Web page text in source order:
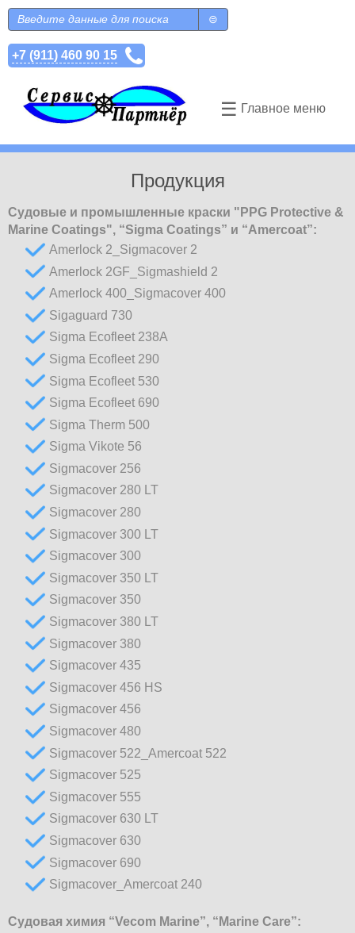
Перейти к основному содержанию
Форма поиска
Поиск
+7 (911) 460 90 15
☰ Главное меню
Продукция
Судовые и промышленные краски "PPG Protective &
Marine Coatings", “Sigma Coatings” и “Amercoat”:
Amerlock 2_Sigmacover 2
Amerlock 2GF_Sigmashield 2
Amerlock 400_Sigmacover 400
Sigaguard 730
Sigma Ecofleet 238A
Sigma Ecofleet 290
Sigma Ecofleet 530
Sigma Ecofleet 690
Sigma Therm 500
Sigma Vikote 56
Sigmacover 256
Sigmacover 280 LT
Sigmacover 280
Sigmacover 300 LT
Sigmacover 300
Sigmacover 350 LT
Sigmacover 350
Sigmacover 380 LT
Sigmacover 380
Sigmacover 435
Sigmacover 456 HS
Sigmacover 456
Sigmacover 480
Sigmacover 522_Amercoat 522
Sigmacover 525
Sigmacover 555
Sigmacover 630 LT
Sigmacover 630
Sigmacover 690
Sigmacover_Amercoat 240
Судовая химия “Vecom Marine”, “ Marine Care”: